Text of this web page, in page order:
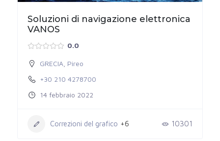
Soluzioni di navigazione elettronica
VANOS
0.0
GRECIA Pireo
+30 210 4278700
14 febbraio 2022
Correzioni del grafico +6 10301